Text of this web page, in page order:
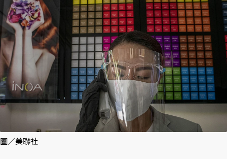
圖／美聯社